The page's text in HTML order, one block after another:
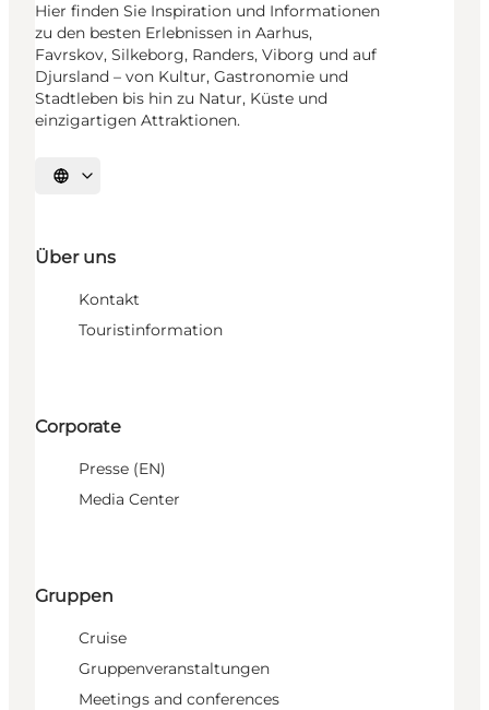
Hier finden Sie Inspiration und Informationen
zu den besten Erlebnissen in Aarhus,
Favrskov, Silkeborg, Randers, Viborg und auf
Djursland – von Kultur, Gastronomie und
Stadtleben bis hin zu Natur, Küste und
einzigartigen Attraktionen.
Sprache auswählen
Über uns
Kontakt
Touristinformation
Corporate
Presse (EN)
Media Center
Gruppen
Cruise
Gruppenveranstaltungen
Meetings and conferences